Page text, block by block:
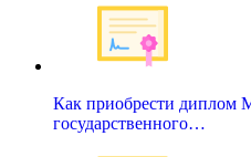
Как приобрести диплом
государственного…